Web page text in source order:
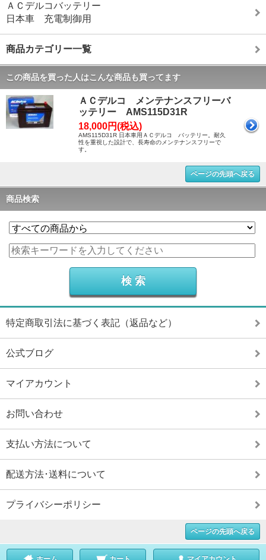
ＡＣデルコバッテリー
日本車 充電制御用
商品カテゴリー一覧
この商品を買った人はこんな商品も買ってます
ＡＣデルコ メンテナンスフリーバ
ッテリー AMS115D31R
18,000円(税込)
AMS115D31R 日本車用ＡＣデルコ バッテリー。耐久
性を重視した設計で、長寿命のメンテナンスフリーで
す。
ページの先頭へ戻る
商品検索
特定商取引法に基づく表記（返品など）
公式ブログ
マイアカウント
お問い合わせ
支払い方法について
配送方法･送料について
プライバシーポリシー
ページの先頭へ戻る